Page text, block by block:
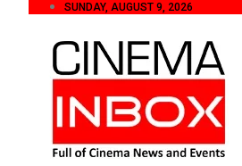
SUNDAY, AUGUST 9, 2026